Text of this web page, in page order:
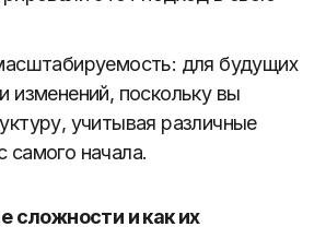
для будущих
изменений, поскольку вы
учитывая различные
самого начала.
сложности и как их